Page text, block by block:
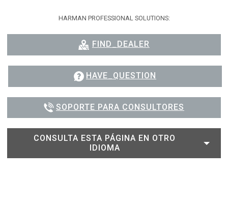
HARMAN PROFESSIONAL SOLUTIONS:
FIND_DEALER
HAVE_QUESTION
SOPORTE PARA CONSULTORES
CONSULTA ESTA PÁGINA EN OTRO
IDIOMA